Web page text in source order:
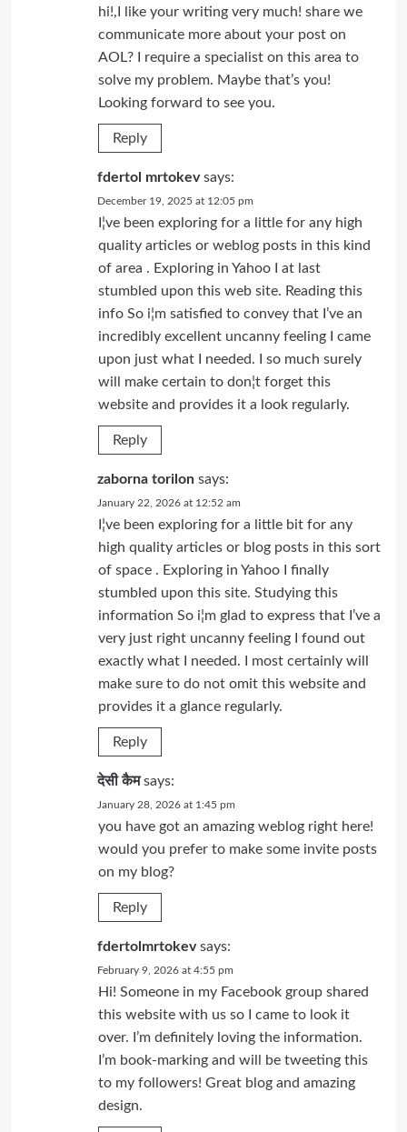
hi!,I like your writing very much! share we
communicate more about your post on
AOL? I require a specialist on this area to
solve my problem. Maybe that’s you!
Looking forward to see you.
Reply
fdertol mrtokev says:
December 19, 2025 at 12:05 pm
I¦ve been exploring for a little for any high
quality articles or weblog posts in this kind
of area . Exploring in Yahoo I at last
stumbled upon this web site. Reading this
info So i¦m satisfied to convey that I’ve an
incredibly excellent uncanny feeling I came
upon just what I needed. I so much surely
will make certain to don¦t forget this
website and provides it a look regularly.
Reply
zaborna torilon says:
January 22, 2026 at 12:52 am
I¦ve been exploring for a little bit for any
high quality articles or blog posts in this sort
of space . Exploring in Yahoo I finally
stumbled upon this site. Studying this
information So i¦m glad to express that I’ve a
very just right uncanny feeling I found out
exactly what I needed. I most certainly will
make sure to do not omit this website and
provides it a glance regularly.
Reply
देसी कैम says:
January 28, 2026 at 1:45 pm
you have got an amazing weblog right here!
would you prefer to make some invite posts
on my blog?
Reply
fdertolmrtokev says:
February 9, 2026 at 4:55 pm
Hi! Someone in my Facebook group shared
this website with us so I came to look it
over. I’m definitely loving the information.
I’m book-marking and will be tweeting this
to my followers! Great blog and amazing
design.